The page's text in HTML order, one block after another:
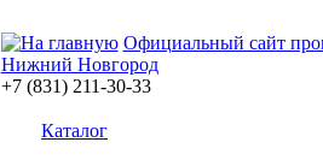
Официальный сайт
Нижний Новгород
+7 (831) 211-30-33
Каталог